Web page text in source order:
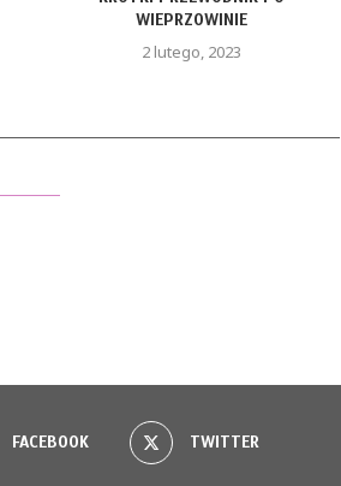
WIEPRZOWINIE
2 lutego, 2023
FACEBOOK TWITTER